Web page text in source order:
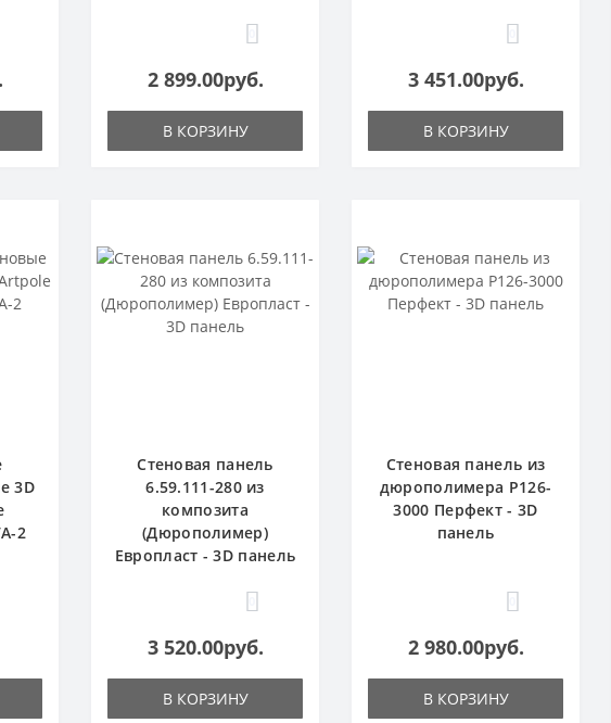
2 899.00руб.
В КОРЗИНУ
3 451.00руб.
В КОРЗИНУ
3D
2
Стеновая панель
6.59.111-280 из
композита
(Дюрополимер)
Европласт - 3D панель
3 520.00руб.
В КОРЗИНУ
Стеновая панель из
дюрополимера P126-
3000 Перфект - 3D
панель
2 980.00руб.
В КОРЗИНУ